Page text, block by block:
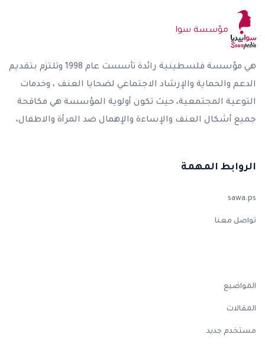
مؤسسة سوا
هي مؤسسة فلسطينية رائدة تأسست عام 1998 وتلتزم بتقديم
الدعم والحماية والإرشاد الاجتماعي لضحايا العنف ، وخدمات
التوعية المجتمعية، حيث تكون أولوية المؤسسة هي مكافحة
جميع أشكال العنف والإساءة والإهمال ضد المرأة والاطفال،
الروابط المهمة
sawa.ps
تواصل معنا
المواضيع
المقالات
مستخدم جديد